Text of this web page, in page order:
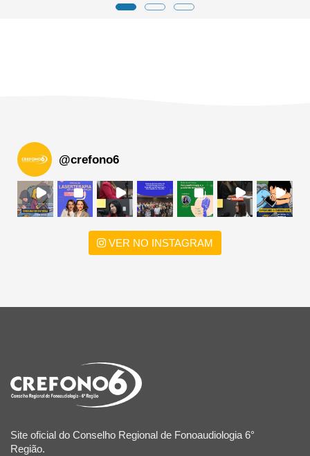
@crefono6
VER NO INSTAGRAM
Site oficial do Conselho Regional de Fonoaudiologia 6°
Região.